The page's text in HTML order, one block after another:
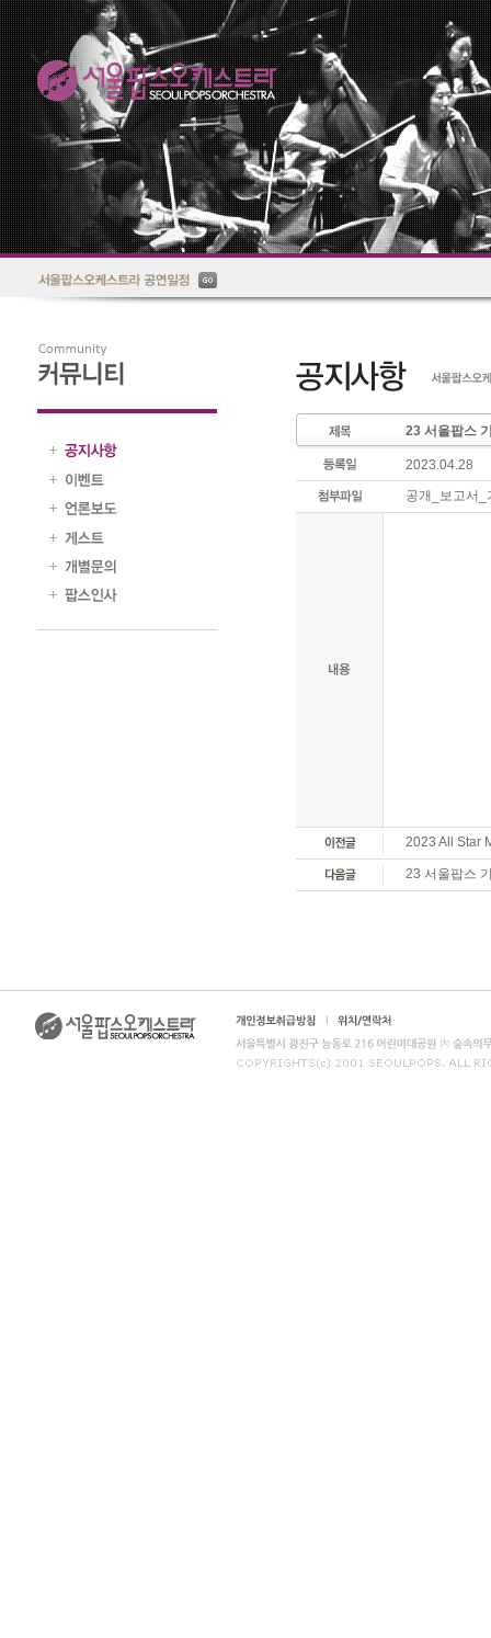
23 서울팝스
2023.04.28
공개_보고서
2023 All Star
23 서울팝스